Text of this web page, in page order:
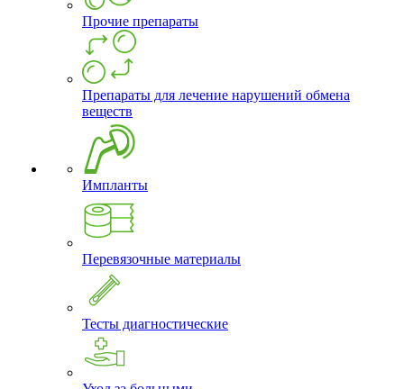
Прочие препараты
Препараты для лечение нарушений обмена
веществ
Импланты
Перевязочные материалы
Тесты диагностические